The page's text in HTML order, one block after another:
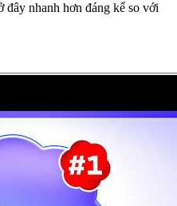
đây nhanh hơn đáng kể so với